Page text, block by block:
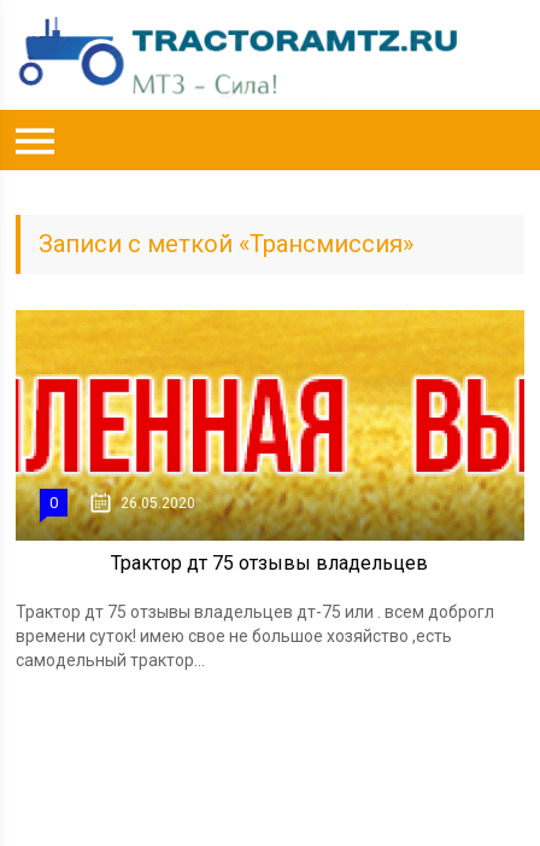
Записи с меткой «Трансмиссия»
0 26.05.2020
Трактор дт 75 отзывы владельцев
Трактор дт 75 отзывы владельцев дт-75 или . всем доброгл
времени суток! имею свое не большое хозяйство ,есть
самодельный трактор...